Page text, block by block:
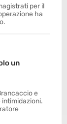
per il
ha
un
e
intimidazioni.